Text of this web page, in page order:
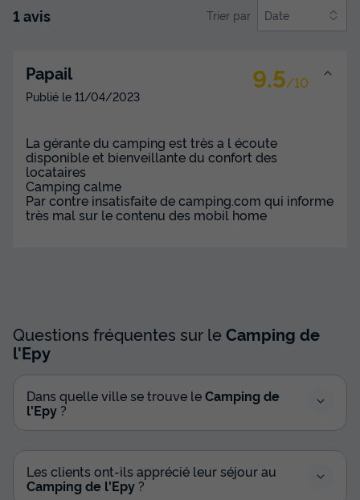
1 avis Trier par Date
Papail 9.5/10
Publié le 11/04/2023
La gérante du camping est très a l écoute
disponible et bienveillante du confort des
locataires
Camping calme
Par contre insatisfaite de camping.com qui informe
très mal sur le contenu des mobil home
Questions fréquentes sur leCamping de
l'Epy
Dans quelle ville se trouve leCamping de
l'Epy ?
Les clients ont-ils apprécié leur séjour au
Camping de l'Epy ?